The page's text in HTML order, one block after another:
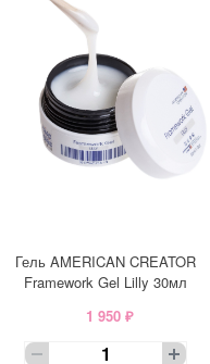
Гель AMERICAN CREATOR
Framework Gel Lilly 30мл
1 950 ₽